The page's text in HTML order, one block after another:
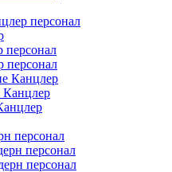
персонал
персонал
персонал
Канцлер
персонал
персонал
персонал